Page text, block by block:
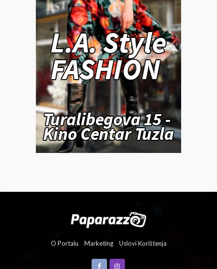
O Portalu Marketing Uslovi Korištenja